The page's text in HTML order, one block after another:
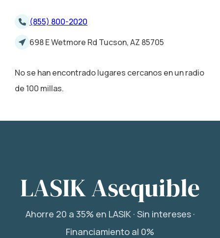
(855) 800-2020
698 E Wetmore Rd Tucson, AZ 85705
No se han encontrado lugares cercanos en un radio
de 100 millas.
LASIK Asequible
Ahorre 20 a 35% en LASIK · Sin intereses ·
Financiamiento al 0%